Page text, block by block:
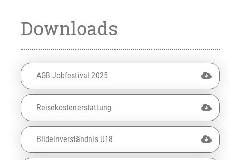
Downloads
AGB Jobfestival 2025
Reisekostenerstattung
Bildeinverständnis U18